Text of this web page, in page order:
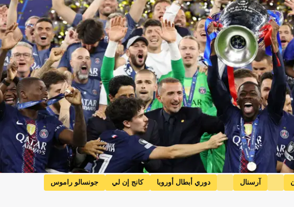
آرسنال دوري أبطال أوروبا كانج إن لي
جونسالو راموس